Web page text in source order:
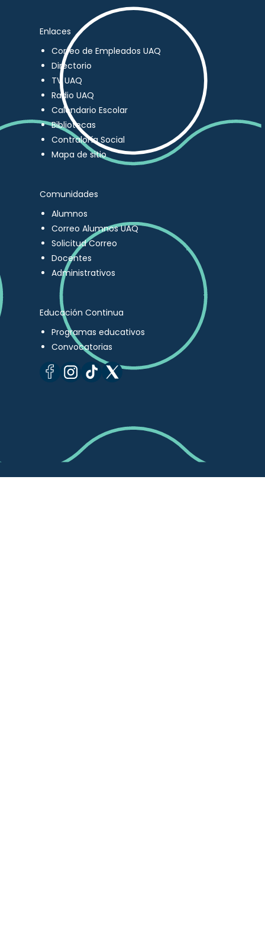
Enlaces
Correo de Empleados UAQ
Directorio
TV UAQ
Radio UAQ
Calendario Escolar
Bibliotecas
Contraloría Social
Mapa de sitio
Comunidades
Alumnos
Correo Alumnos UAQ
Solicitud Correo
Docentes
Administrativos
Educación Continua
Programas educativos
Convocatorias